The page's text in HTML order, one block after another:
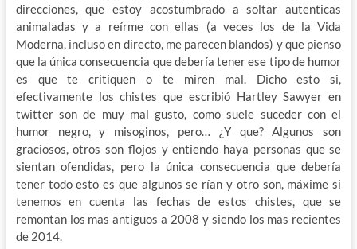
direcciones, que estoy acostumbrado a soltar autenticas
animaladas y a reírme con ellas (a veces los de la Vida
Moderna, incluso en directo, me parecen blandos) y que pienso
que la única consecuencia que debería tener ese tipo de humor
es que te critiquen o te miren mal. Dicho esto si,
efectivamente los chistes que escribió Hartley Sawyer en
twitter son de muy mal gusto, como suele suceder con el
humor negro, y misoginos, pero… ¿Y que? Algunos son
graciosos, otros son flojos y entiendo haya personas que se
sientan ofendidas, pero la única consecuencia que debería
tener todo esto es que algunos se rían y otro son, máxime si
tenemos en cuenta las fechas de estos chistes, que se
remontan los mas antiguos a 2008 y siendo los mas recientes
de 2014.